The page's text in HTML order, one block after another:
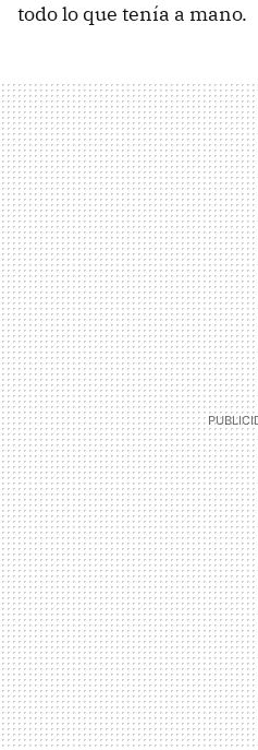
todo lo que tenía a mano.